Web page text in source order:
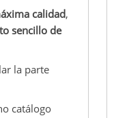
calidad,
sencillo de
la parte
catálogo